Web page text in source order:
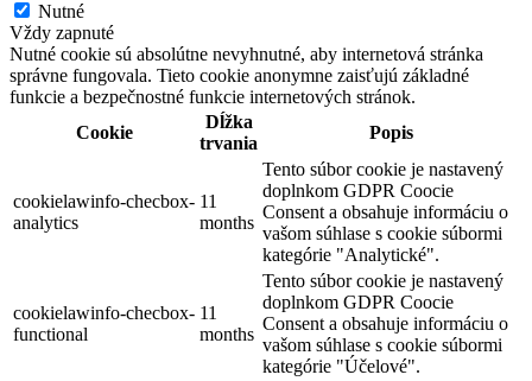
Nutné
Vždy zapnuté
Nutné cookie sú absolútne nevyhnutné, aby internetová stránka
správne fungovala. Tieto cookie anonymne zaisťujú základné
funkcie a bezpečnostné funkcie internetových stránok.
Cookie
Dĺžka
trvania
Popis
cookielawinfo-checbox-
analytics
11
months
Tento súbor cookie je nastavený
doplnkom GDPR Coocie
Consent a obsahuje informáciu o
vašom súhlase s cookie súbormi
kategórie "Analytické".
cookielawinfo-checbox-
functional
11
months
Tento súbor cookie je nastavený
doplnkom GDPR Coocie
Consent a obsahuje informáciu o
vašom súhlase s cookie súbormi
kategórie "Účelové".